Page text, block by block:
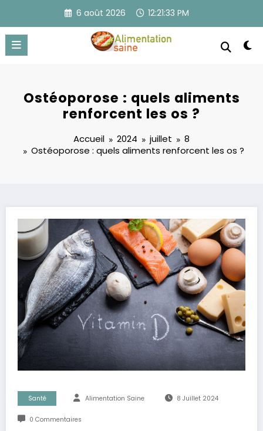
contenu
6 août 2026 12:21:34 PM
Ostéoporose : quels aliments
renforcent les os ?
Accueil 2024 juillet
8
Ostéoporose : quels aliments renforcent les os ?
Santé Alimentation Saine 8 Juillet 2024
0 Commentaires